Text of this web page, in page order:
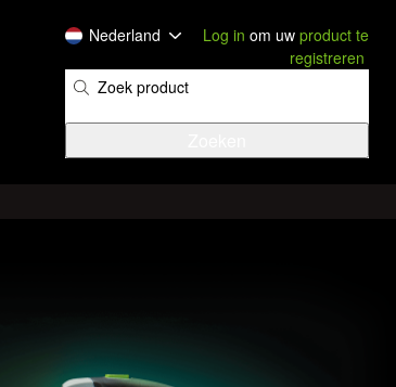
Nederland Log in om uw product te
registreren